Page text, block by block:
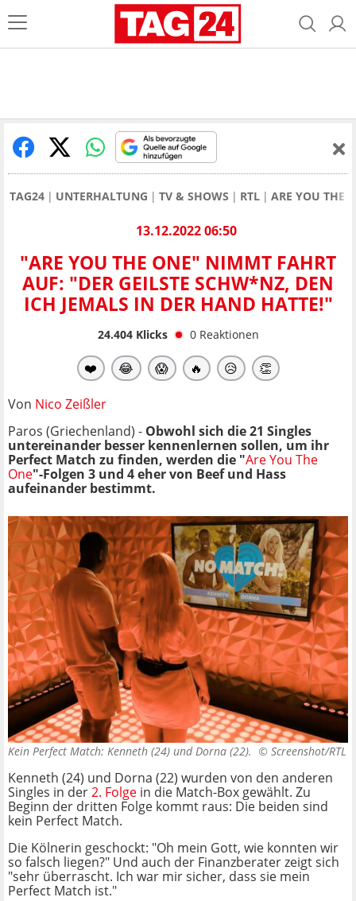
TAG24 UNTERHALTUNG TV & SHOWS RTL ARE YOU THE
13.12.2022 06:50
"ARE YOU THE ONE" NIMMT FAHRT
AUF: "DER GEILSTE SCHW*NZ, DEN
ICH JEMALS IN DER HAND HATTE!"
24.404Klicks 0 Reaktionen
❤️ 😂 😱 🔥 😥 👏
Von Nico Zeißler
Paros (Griechenland) - Obwohl sich die 21 Singles
untereinander besser kennenlernen sollen, um ihr
Perfect Match zu finden, werden die "Are You The
One"-Folgen 3 und 4 eher von Beef und Hass
aufeinander bestimmt.
Kein Perfect Match: Kenneth (24) und Dorna (22). © Screenshot/RTL
Kenneth (24) und Dorna (22) wurden von den anderen
Singles in der2. Folge in die Match-Box gewählt. Zu
Beginn der dritten Folge kommt raus: Die beiden sind
kein Perfect Match.
Die Kölnerin geschockt: "Oh mein Gott, wie konnten wir
so falsch liegen?" Und auch der Finanzberater zeigt sich
"sehr überrascht. Ich war mir sicher, dass sie mein
Perfect Match ist."